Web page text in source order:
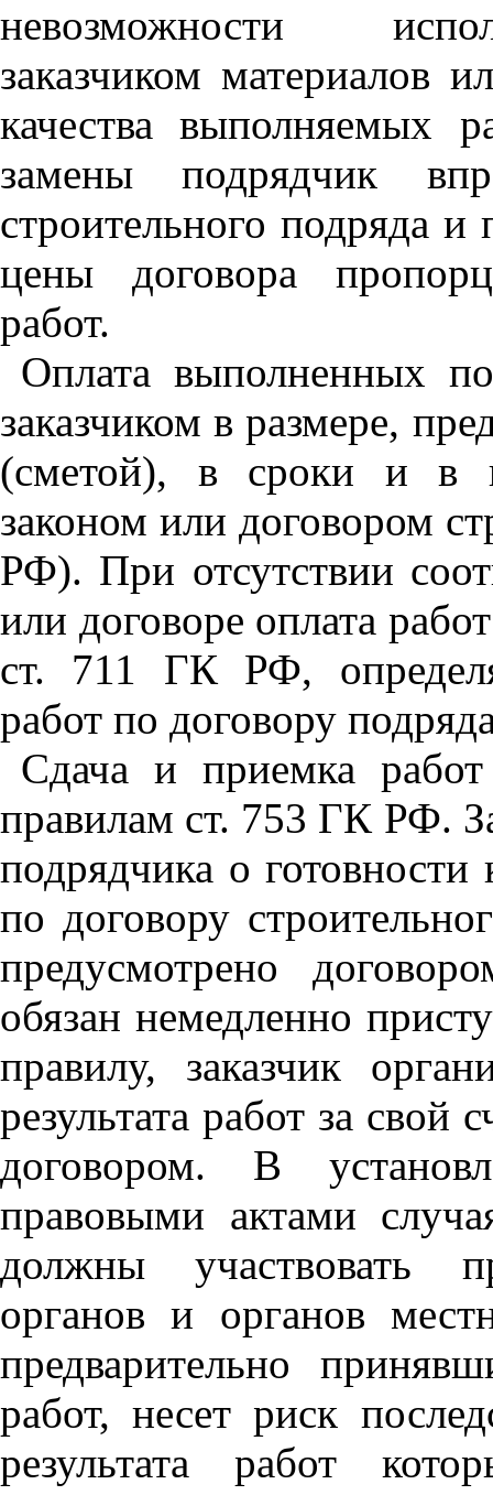
невозможности
заказчиком материалов
качества выполняемых
замены подрядчик
строительного подряда и
цены договора
работ.
Оплата выполненных
заказчиком в размере,
(сметой), в сроки и в
законом или договором
РФ). При отсутствии
или договоре оплата
ст. 711 ГК РФ,
работ по договору
Сдача и приемка
правилам ст. 753 ГК РФ.
подрядчика о готовности
по договору
предусмотрено
обязан немедленно
правилу, заказчик
результата работ за свой
договором. В
правовыми актами
должны участвовать
органов и органов
предварительно
работ, несет риск
результата работ